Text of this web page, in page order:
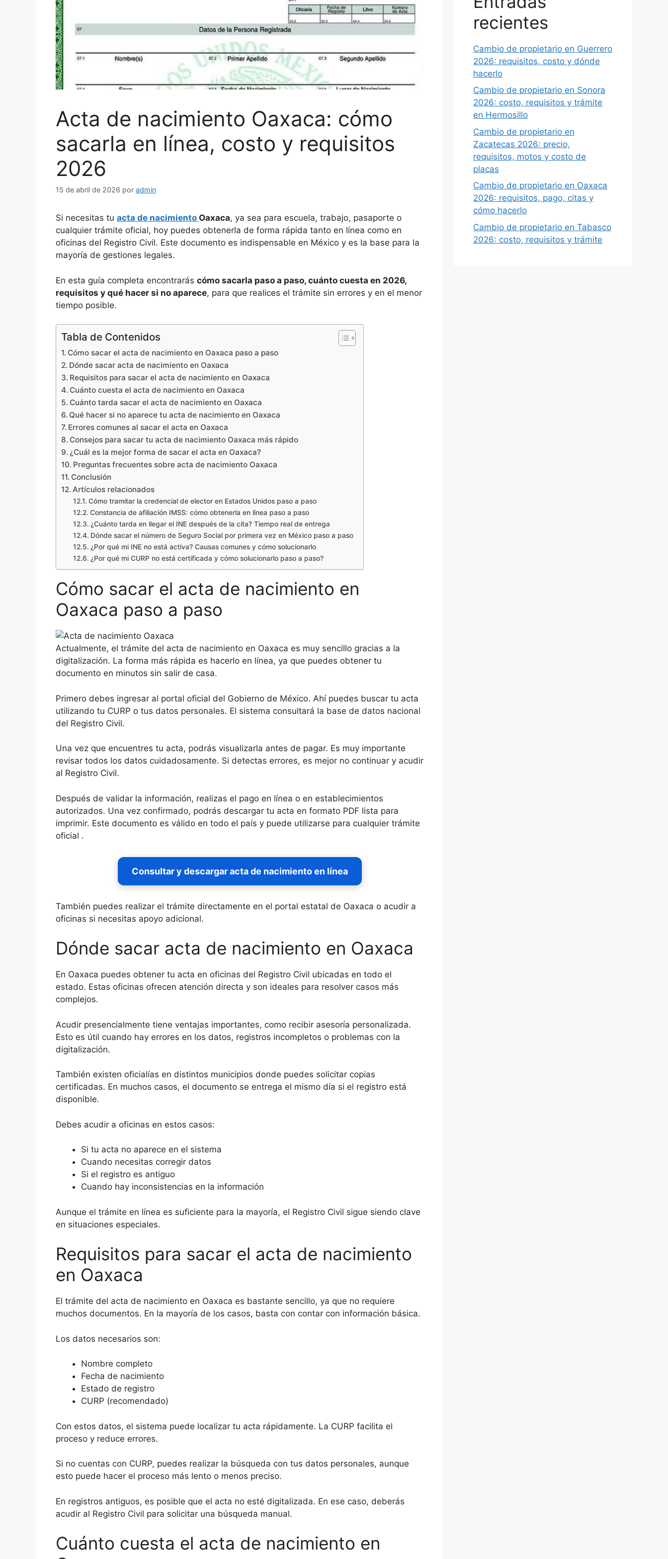
Acta de nacimiento Oaxaca: cómo
sacarla en línea, costo y requisitos
2026
15 de abril de 2026 por admin
Si necesitas tu acta de nacimiento Oaxaca, ya sea para escuela, trabajo, pasaporte o
cualquier trámite oficial, hoy puedes obtenerla de forma rápida tanto en línea como en
oficinas del Registro Civil. Este documento es indispensable en México y es la base para la
mayoría de gestiones legales.
En esta guía completa encontrarás cómo sacarla paso a paso, cuánto cuesta en 2026,
requisitos y qué hacer si no aparece, para que realices el trámite sin errores y en el menor
tiempo posible.
Tabla de Contenidos
Cómo sacar el acta de nacimiento en Oaxaca paso a paso
Dónde sacar acta de nacimiento en Oaxaca
Requisitos para sacar el acta de nacimiento en Oaxaca
Cuánto cuesta el acta de nacimiento en Oaxaca
Cuánto tarda sacar el acta de nacimiento en Oaxaca
Qué hacer si no aparece tu acta de nacimiento en Oaxaca
Errores comunes al sacar el acta en Oaxaca
Consejos para sacar tu acta de nacimiento Oaxaca más rápido
¿Cuál es la mejor forma de sacar el acta en Oaxaca?
Preguntas frecuentes sobre acta de nacimiento Oaxaca
Conclusión
Artículos relacionados
Cómo tramitar la credencial de elector en Estados Unidos paso a paso
Constancia de afiliación IMSS: cómo obtenerla en línea paso a paso
¿Cuánto tarda en llegar el INE después de la cita? Tiempo real de entrega
Dónde sacar el número de Seguro Social por primera vez en México paso a paso
¿Por qué mi INE no está activa? Causas comunes y cómo solucionarlo
¿Por qué mi CURP no está certificada y cómo solucionarlo paso a paso?
Cómo sacar el acta de nacimiento en
Oaxaca paso a paso
Actualmente, el trámite del acta de nacimiento en Oaxaca es muy sencillo gracias a la
digitalización. La forma más rápida es hacerlo en línea, ya que puedes obtener tu
documento en minutos sin salir de casa.
Primero debes ingresar al portal oficial del Gobierno de México. Ahí puedes buscar tu acta
utilizando tu CURP o tus datos personales. El sistema consultará la base de datos nacional
del Registro Civil.
Una vez que encuentres tu acta, podrás visualizarla antes de pagar. Es muy importante
revisar todos los datos cuidadosamente. Si detectas errores, es mejor no continuar y acudir
al Registro Civil.
Después de validar la información, realizas el pago en línea o en establecimientos
autorizados. Una vez confirmado, podrás descargar tu acta en formato PDF lista para
imprimir. Este documento es válido en todo el país y puede utilizarse para cualquier trámite
oficial .
Consultar y descargar acta de nacimiento en línea
También puedes realizar el trámite directamente en el portal estatal de Oaxaca o acudir a
oficinas si necesitas apoyo adicional.
Dónde sacar acta de nacimiento en Oaxaca
En Oaxaca puedes obtener tu acta en oficinas del Registro Civil ubicadas en todo el
estado. Estas oficinas ofrecen atención directa y son ideales para resolver casos más
complejos.
Acudir presencialmente tiene ventajas importantes, como recibir asesoría personalizada.
Esto es útil cuando hay errores en los datos, registros incompletos o problemas con la
digitalización.
También existen oficialías en distintos municipios donde puedes solicitar copias
certificadas. En muchos casos, el documento se entrega el mismo día si el registro está
disponible.
Debes acudir a oficinas en estos casos:
Si tu acta no aparece en el sistema
Cuando necesitas corregir datos
Si el registro es antiguo
Cuando hay inconsistencias en la información
Aunque el trámite en línea es suficiente para la mayoría, el Registro Civil sigue siendo clave
en situaciones especiales.
Requisitos para sacar el acta de nacimiento
en Oaxaca
El trámite del acta de nacimiento en Oaxaca es bastante sencillo, ya que no requiere
muchos documentos. En la mayoría de los casos, basta con contar con información básica.
Los datos necesarios son:
Nombre completo
Fecha de nacimiento
Estado de registro
CURP (recomendado)
Con estos datos, el sistema puede localizar tu acta rápidamente. La CURP facilita el
proceso y reduce errores.
Si no cuentas con CURP, puedes realizar la búsqueda con tus datos personales, aunque
esto puede hacer el proceso más lento o menos preciso.
En registros antiguos, es posible que el acta no esté digitalizada. En ese caso, deberás
acudir al Registro Civil para solicitar una búsqueda manual.
Cuánto cuesta el acta de nacimiento en
recientes
Cambio de propietario en Guerrero
2026: requisitos, costo y dónde
hacerlo
Cambio de propietario en Sonora
2026: costo, requisitos y trámite
en Hermosillo
Cambio de propietario en
Zacatecas 2026: precio,
requisitos, motos y costo de
placas
Cambio de propietario en Oaxaca
2026: requisitos, pago, citas y
cómo hacerlo
Cambio de propietario en Tabasco
2026: costo, requisitos y trámite